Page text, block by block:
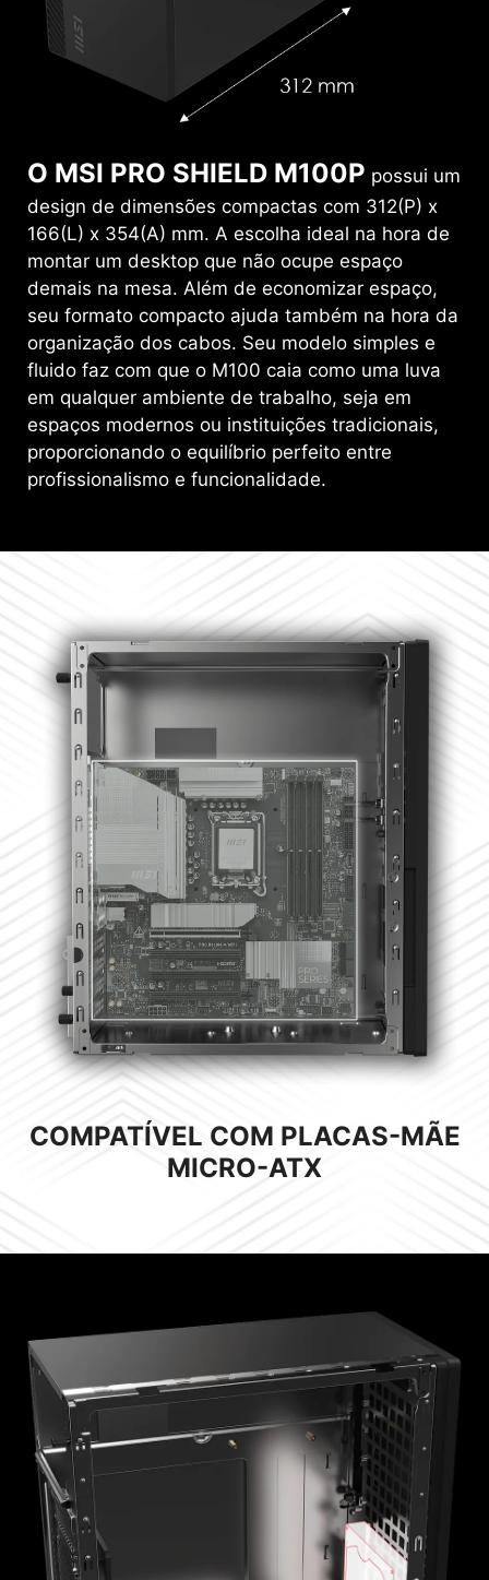
O MSI PRO SHIELD M100P possui um
design de dimensões compactas com 312(P) x
166(L) x 354(A) mm. A escolha ideal na hora de
montar um desktop que não ocupe espaço
demais na mesa. Além de economizar espaço,
seu formato compacto ajuda também na hora da
organização dos cabos. Seu modelo simples e
fluido faz com que o M100 caia como uma luva
em qualquer ambiente de trabalho, seja em
espaços modernos ou instituições tradicionais,
proporcionando o equilíbrio perfeito entre
profissionalismo e funcionalidade.
COMPATÍVEL COM PLACAS-MÃE
MICRO-ATX